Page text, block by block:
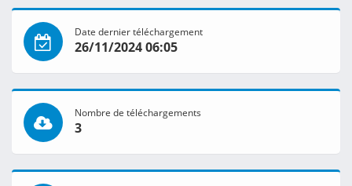
Date dernier téléchargement
26/11/2024 06:05
Nombre de téléchargements
3